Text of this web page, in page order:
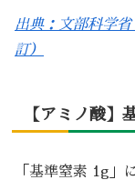
出典：文部科学
訂）
【アミノ酸】
「基準窒素 1g」